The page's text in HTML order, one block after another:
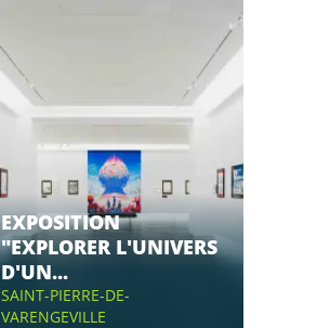
EXPOSITION
"EXPLORER L'UNIVERS
D'UN...
SAINT-PIERRE-DE-
VARENGEVILLE